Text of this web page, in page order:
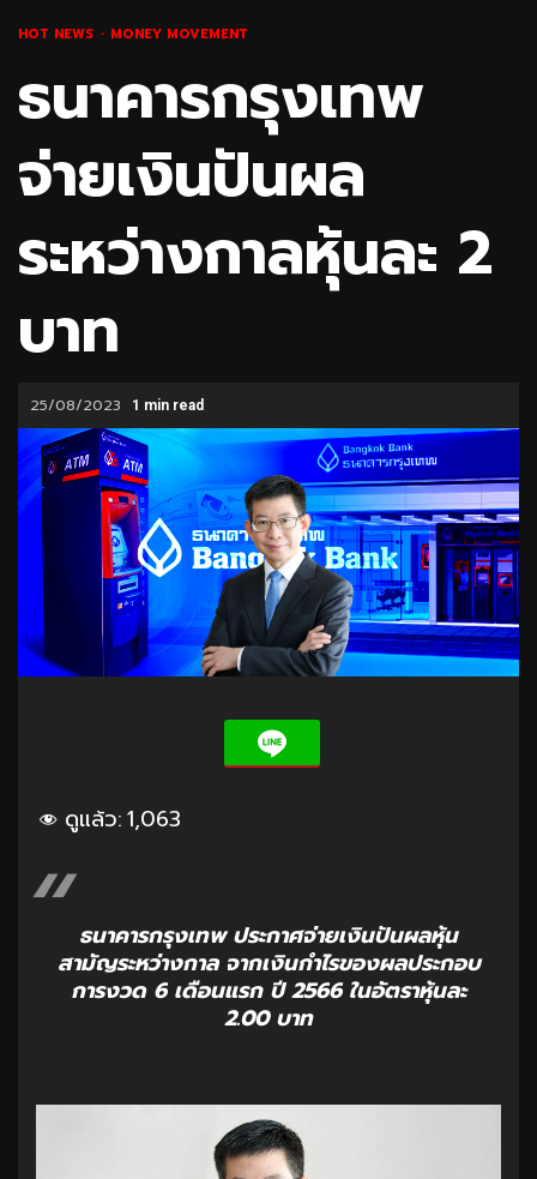
HOT NEWS MONEY MOVEMENT
ธนาคารกรุงเทพ
จ่ายเงินปันผล
ระหว่างกาลหุ้นละ 2
บาท
25/08/2023 1 min read
ดูแล้ว:1,063
ธนาคารกรุงเทพ ประกาศจ่ายเงินปันผลหุ้น
สามัญระหว่างกาล จากเงินกำไรของผลประกอบ
การงวด 6 เดือนแรก ปี 2566 ในอัตราหุ้นละ
2.00 บาท